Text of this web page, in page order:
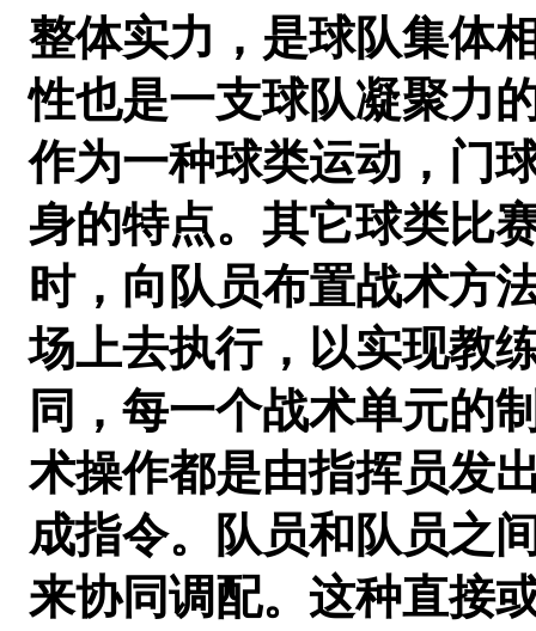
整体实力，是球队集体
性也是一支球队凝聚力
作为一种球类运动，门
身的特点。其它球类比
时，向队员布置战术方
场上去执行，以实现教
同，每一个战术单元的
术操作都是由指挥员发
成指令。队员和队员之
来协同调配。这种直接